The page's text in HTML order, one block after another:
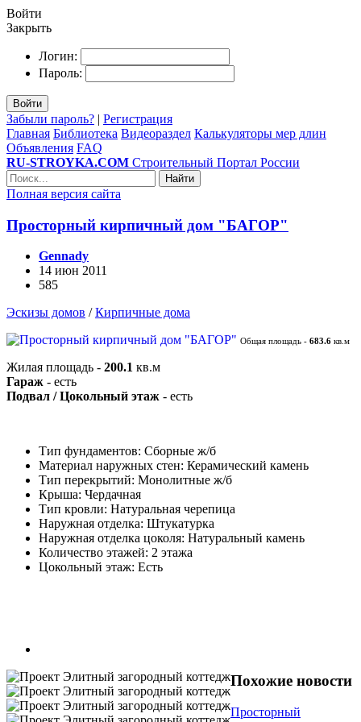
Войти
Закрыть
Логин:
Пароль:
Войти
Забыли пароль? | Регистрация
Главная Библиотека Видеораздел Калькуляторы мер длин
Объявления FAQ
RU-STROYKA.COM Строительный Портал России
Найти
Полная версия сайта
Просторный кирпичный дом "БАГОР"
Gennady
14 июн 2011
585
Эскизы домов /Кирпичные дома
Общая площадь - 683.6 кв.м
Жилая площадь - 200.1 кв.м
Гараж - есть
Подвал / Цокольный этаж - есть
Тип фундаментов: Сборные ж/б
Материал наружных стен: Керамический камень
Тип перекрытий: Монолитные ж/б
Крыша: Чердачная
Тип кровли: Натуральная черепица
Наружная отделка: Штукатурка
Наружная отделка цоколя: Натуральный камень
Количество этажей: 2 этажа
Цокольный этаж: Есть
Похожие новости
Просторный